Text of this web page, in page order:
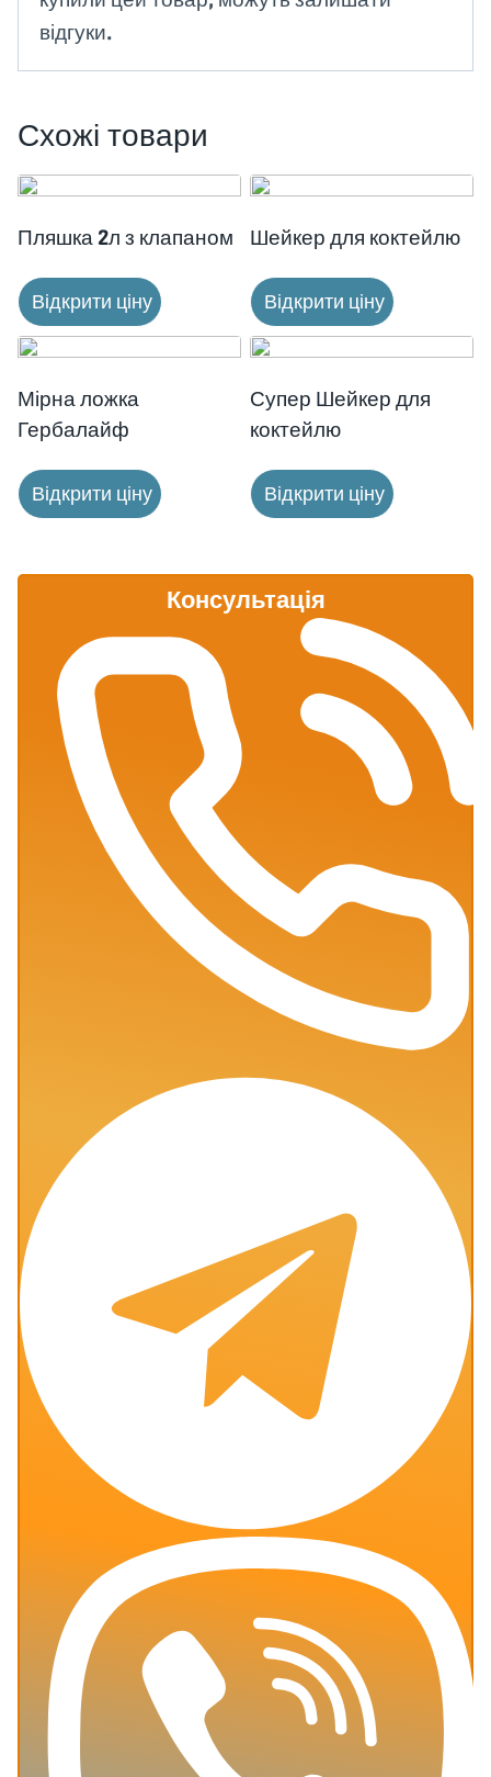
відгуки.
Схожі товари
Пляшка 2л з клапаном
Відкрити ціну
Шейкер для коктейлю
Відкрити ціну
Мірна ложка
Гербалайф
Відкрити ціну
Супер Шейкер для
коктейлю
Відкрити ціну
Консультація